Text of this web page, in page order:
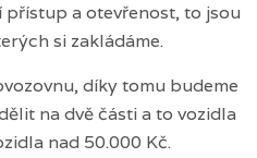
a otevřenost, to jsou
si zakládáme.
díky tomu budeme
na dvě části a to vozidla
nad 50.000 Kč.